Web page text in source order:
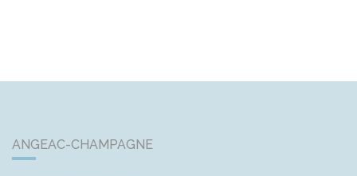
ANGEAC-CHAMPAGNE